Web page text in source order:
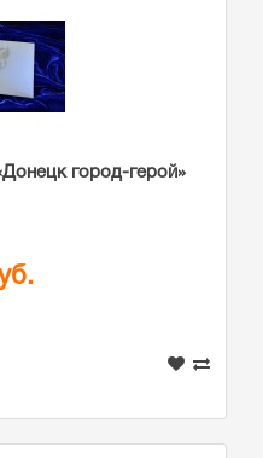
город-герой»